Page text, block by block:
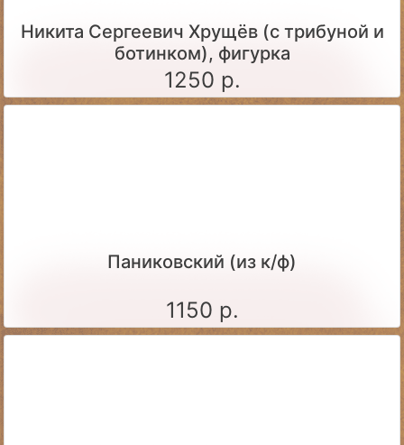
Никита Сергеевич Хрущёв (с трибуной и
ботинком), фигурка
1250 р.
Паниковский (из к/ф)
1150 р.